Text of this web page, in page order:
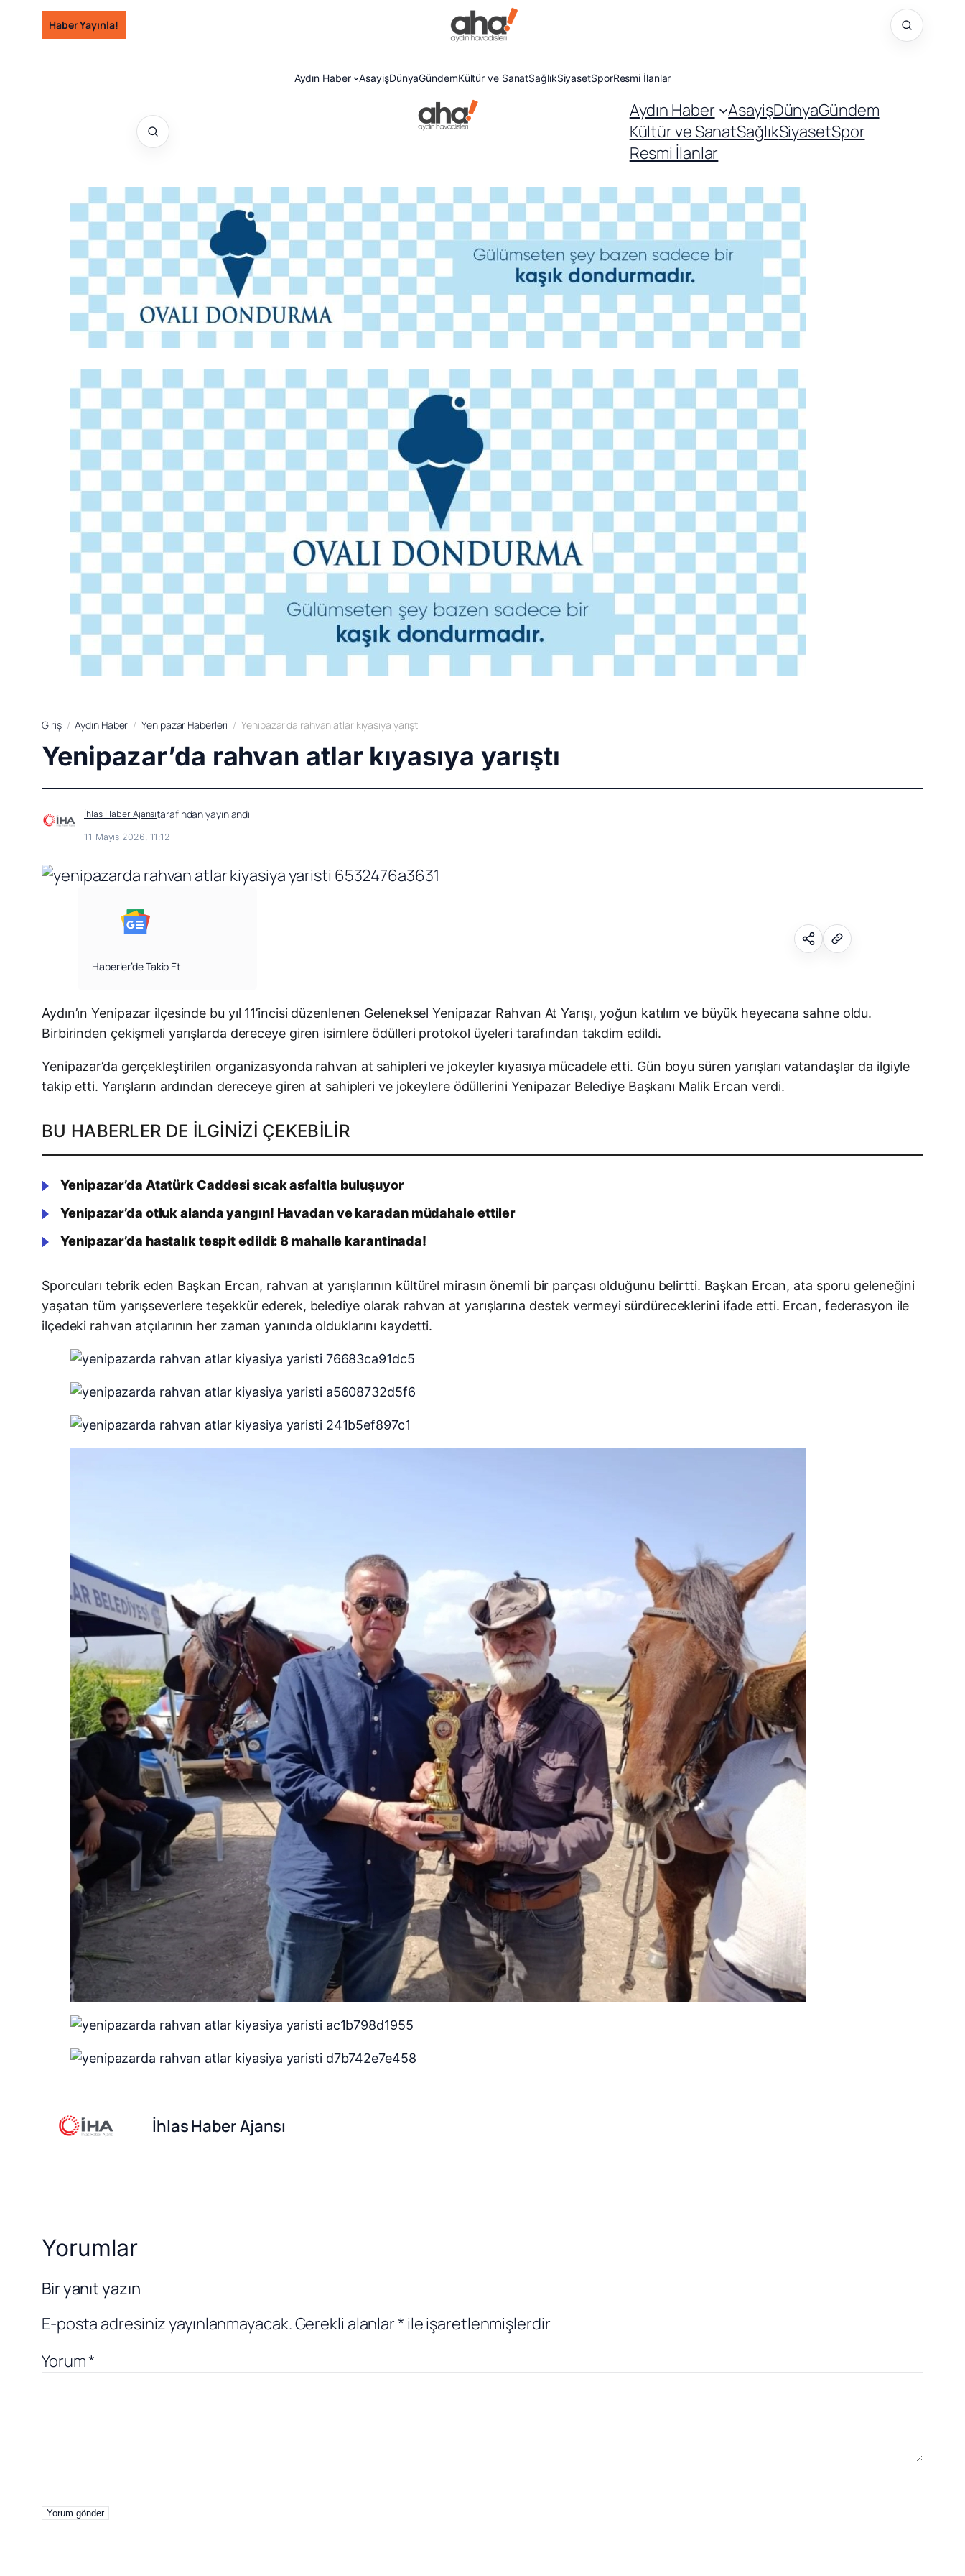
İçeriğeHaber Yayınla!
Aydın Haber AsayişDünyaGündemKültür ve SanatSağlıkSiyasetSporResmi İlanlar
Aydın Haber AsayişDünyaGündem
Kültür ve SanatSağlıkSiyasetSpor
Resmi İlanlar
Giriş Aydın Haber Yenipazar Haberleri Yenipazar’da rahvan atlar kıyasıya yarıştı
Yenipazar’da rahvan atlar kıyasıya yarıştı
İhlas Haber Ajansıtarafından yayınlandı
11 Mayıs 2026, 11:12
Haberler’de Takip Et
Facebook
WhatsApp
LinkedIn
Aydın’ın Yenipazar ilçesinde bu yıl 11’incisi düzenlenen Geleneksel Yenipazar Rahvan At Yarışı, yoğun katılım ve büyük heyecana sahne oldu.
Birbirinden çekişmeli yarışlarda dereceye giren isimlere ödülleri protokol üyeleri tarafından takdim edildi.
Yenipazar’da gerçekleştirilen organizasyonda rahvan at sahipleri ve jokeyler kıyasıya mücadele etti. Gün boyu süren yarışları vatandaşlar da ilgiyle
takip etti. Yarışların ardından dereceye giren at sahipleri ve jokeylere ödüllerini Yenipazar Belediye Başkanı Malik Ercan verdi.
BU HABERLER DE İLGINIZI ÇEKEBILIR
Yenipazar’da Atatürk Caddesi sıcak asfaltla buluşuyor
Yenipazar’da otluk alanda yangın! Havadan ve karadan müdahale ettiler
Yenipazar’da hastalık tespit edildi: 8 mahalle karantinada!
Sporcuları tebrik eden Başkan Ercan, rahvan at yarışlarının kültürel mirasın önemli bir parçası olduğunu belirtti. Başkan Ercan, ata sporu geleneğini
yaşatan tüm yarışseverlere teşekkür ederek, belediye olarak rahvan at yarışlarına destek vermeyi sürdüreceklerini ifade etti. Ercan, federasyon ile
ilçedeki rahvan atçılarının her zaman yanında olduklarını kaydetti.
İhlas Haber Ajansı
Yorumlar
Bir yanıt yazın
E-posta adresiniz yayınlanmayacak.Gerekli alanlar* ile işaretlenmişlerdir
Yorum*